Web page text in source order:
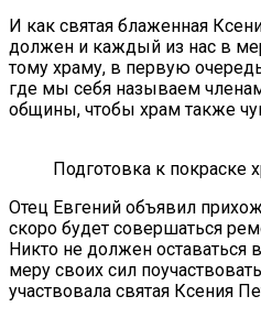
И как святая блаженная
должен и каждый из нас в
тому храму, в первую
где мы себя называем
общины, чтобы храм также
Подготовка к покраске
Отец Евгений объявил
скоро будет совершаться
Никто не должен оставаться
меру своих сил
участвовала святая Ксения